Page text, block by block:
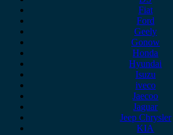
Fiat
Ford
Geely
Gonow
Honda
Hyundai
Isuzu
iveco
Jaecoo
Jaguar
Jeep Chrysler
KIA